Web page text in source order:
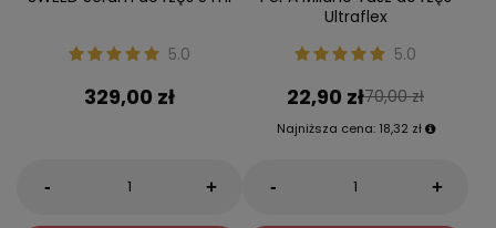
5.0
329,00 zł
- +
Ultraflex
5.0
22,90 zł70,00 zł
Najniższa cena: 18,32 zł
- +